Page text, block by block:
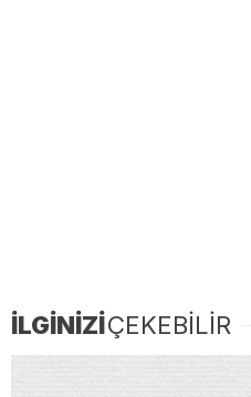
İLGİNİZİÇEKEBİLİR